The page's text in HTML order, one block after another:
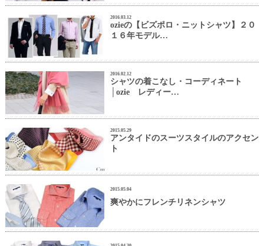
2016.03.12
ozieの【ビズポロ・ニットシャツ】２０
１６年モデル…
2016.02.12
シャツの着こなし・コーディネート
│ozie レディー…
2015.05.29
アンタイドのスーツスタイルのアクセン
ト
2015.05.04
爽やかにフレンチリネンシャツ